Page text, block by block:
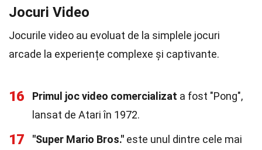
Jocuri Video
Jocurile video au evoluat de la simplele jocuri
arcade la experiențe complexe și captivante.
16 Primul joc video comercializat a fost "Pong",
lansat de Atari în 1972.
17 "Super Mario Bros." este unul dintre cele mai